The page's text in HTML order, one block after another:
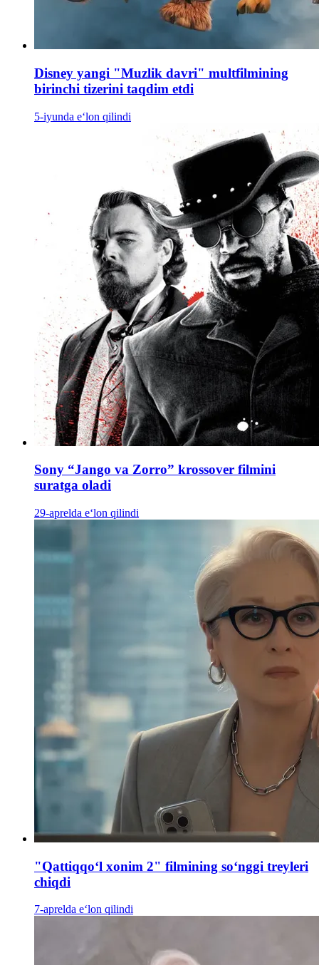
Disney yangi "Muzlik davri" multfilmining
birinchi tizerini taqdim etdi
5-iyunda e‘lon qilindi
Sony “Jango va Zorro” krossover filmini
suratga oladi
29-aprelda e‘lon qilindi
"Qattiqqoʻl xonim 2" filmining soʻnggi treyleri
chiqdi
7-aprelda e‘lon qilindi